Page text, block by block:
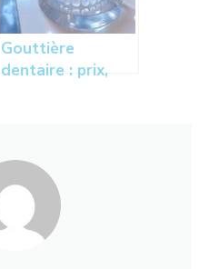
Gouttière
dentaire : prix,
cet aligneur
invisible ?